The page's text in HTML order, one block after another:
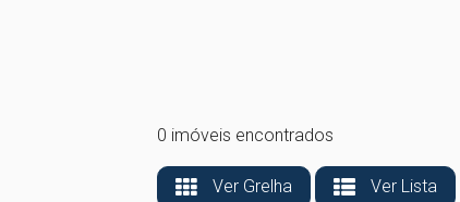
0 imóveis encontrados
Ver Grelha Ver Lista